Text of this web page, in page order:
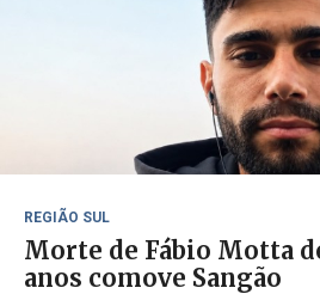
REGIÃO SUL
Morte de Fábio Motta
anos comove Sangão